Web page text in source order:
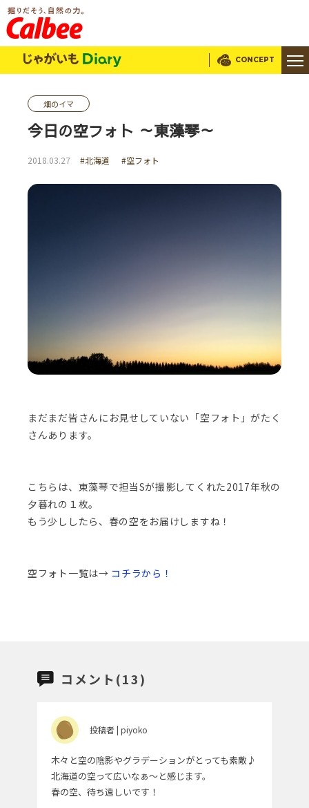
じゃがいもDialy CONCEPT
畑のイマ
今日の空フォト ～東藻琴～
2018.03.27 #北海道 #空フォト
まだまだ皆さんにお見せしていない「空フォト」がたく
さんあります。
こちらは、東藻琴で担当Sが撮影してくれた2017年秋の
夕暮れの１枚。
もう少ししたら、春の空をお届けしますね！
空フォト一覧は→ コチラから！
コメント(13)
投稿者 | piyoko
木々と空の陰影やグラデーションがとっても素敵♪
北海道の空って広いなぁ～と感じます。
春の空、待ち遠しいです！